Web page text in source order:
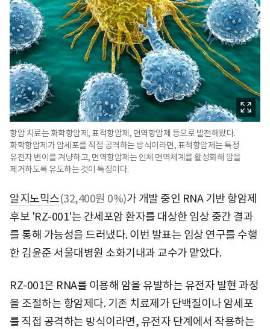
항암 치료는 화학항암제, 표적항암제, 면역항암제 등으로 발전해왔다.
화학항암제가 암세포를 직접 공격하는 방식이라면, 표적항암제는 특정
유전자 변이를 겨냥하고, 면역항암제는 인체 면역체계를 활성화해 암을
제거하도록 유도하는 것이 특징이다.
알지노믹스(32,400원 0%)가 개발 중인 RNA 기반 항암제
후보 'RZ-001'는 간세포암 환자를 대상한 임상 중간 결과
를 통해 가능성을 드러냈다. 이번 발표는 임상 연구를 수행
한 김윤준 서울대병원 소화기내과 교수가 맡았다.
RZ-001은 RNA를 이용해 암을 유발하는 유전자 발현 과정
을 조절하는 항암제다. 기존 치료제가 단백질이나 암세포
를 직접 공격하는 방식이라면, 유전자 단계에서 작용하는